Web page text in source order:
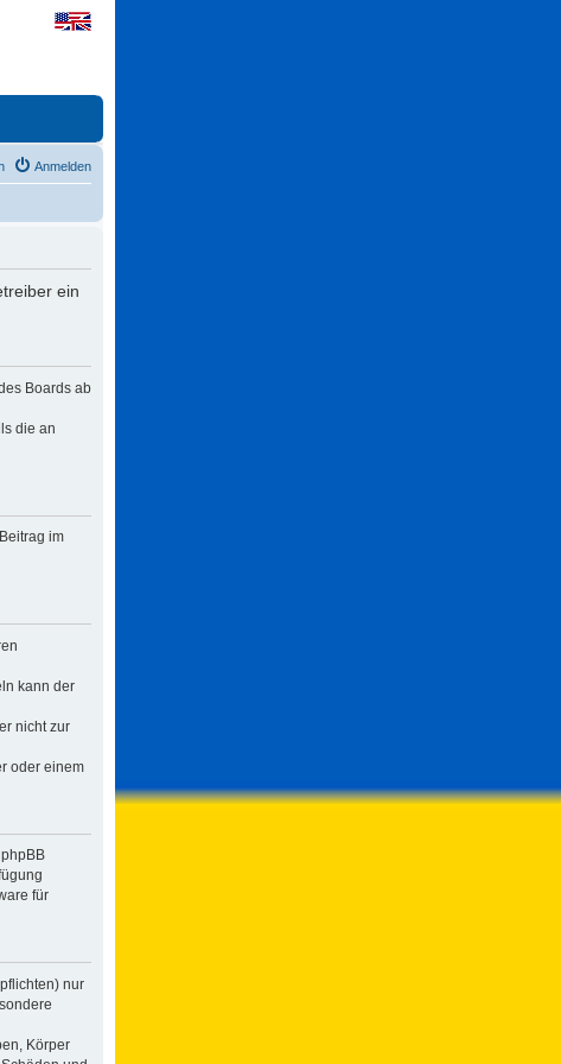
Anmelden
ein
Boards ab
die an
im
kann der
nicht zur
oder einem
für
nur
Körper